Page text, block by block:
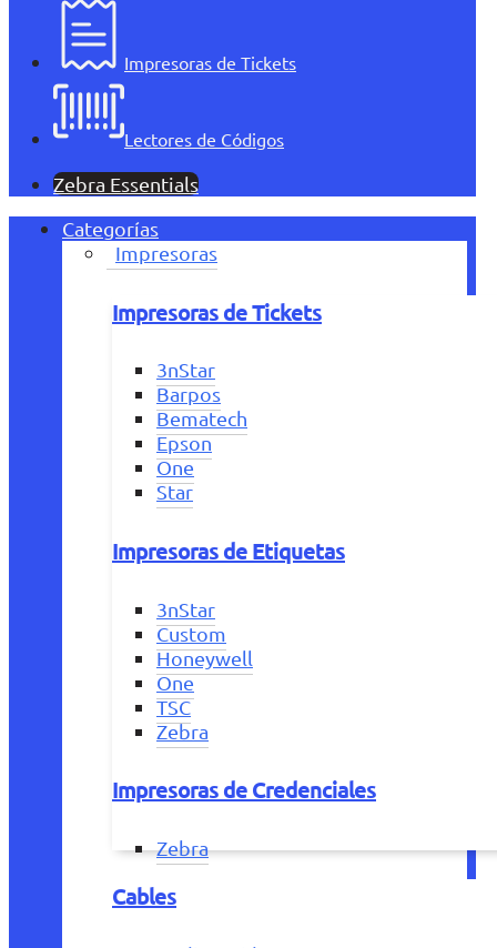
Impresoras de Tickets
Lectores de Códigos
Zebra Essentials
Categorías
Impresoras
Impresoras de Tickets
3nStar
Barpos
Bematech
Epson
One
Star
Impresoras de Etiquetas
3nStar
Custom
Honeywell
One
TSC
Zebra
Impresoras de Credenciales
Zebra
Cables